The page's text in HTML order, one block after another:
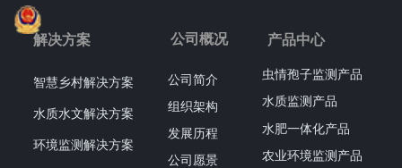
产品中心
虫情孢子监测产品
水质监测产品
水肥一体化产品
农业环境监测产品
智慧乡村解决方案
水质水文解决方案
环境监测解决方案
解决方案
公司简介
组织架构
发展历程
公司愿景
公司概况